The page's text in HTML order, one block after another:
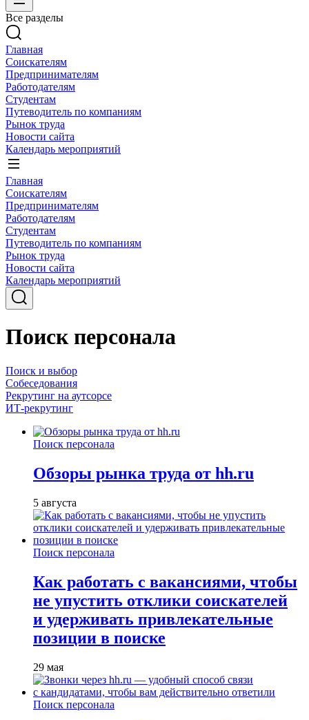
Все разделы
Главная
Соискателям
Предпринимателям
Работодателям
Студентам
Путеводитель по компаниям
Рынок труда
Новости сайта
Календарь мероприятий
Главная
Соискателям
Предпринимателям
Работодателям
Студентам
Путеводитель по компаниям
Рынок труда
Новости сайта
Календарь мероприятий
Поиск персонала
Поиск и выбор
Собеседования
Рекрутинг на аутсорсе
ИТ-рекрутинг
Поиск персонала
Обзоры рынка труда от hh.ru
5 августа
Поиск персонала
Как работать с вакансиями, чтобы
не упустить отклики соискателей
и удерживать привлекательные
позиции в поиске
29 мая
Поиск персонала